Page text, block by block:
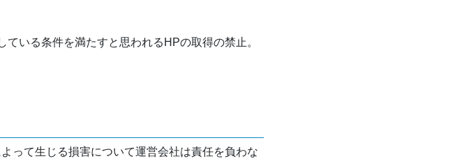
いる条件を満たすと思われるHPの取得の禁止。
って生じる損害について運営会社は責任を負わな